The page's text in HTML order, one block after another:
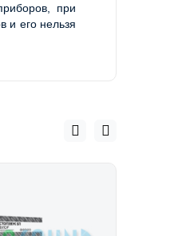
при
и его нельзя